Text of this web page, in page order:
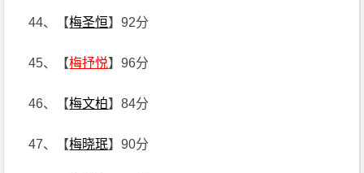
44、【梅圣恒】92分
45、【梅抒悦】96分
46、【梅文柏】84分
47、【梅晓珉】90分